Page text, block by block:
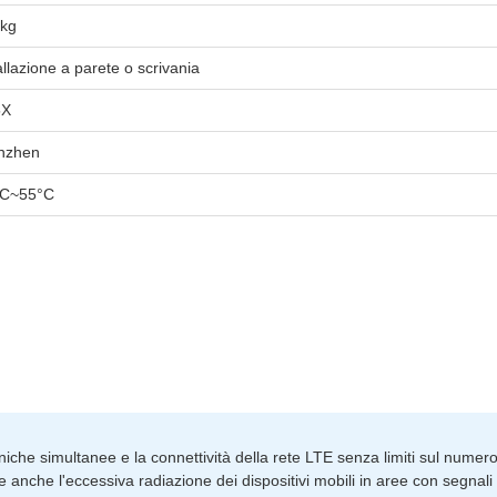
a parete o scrivania
simultanee e la connettività della rete LTE senza limiti sul
l'eccessiva radiazione dei dispositivi mobili in aree con segnali